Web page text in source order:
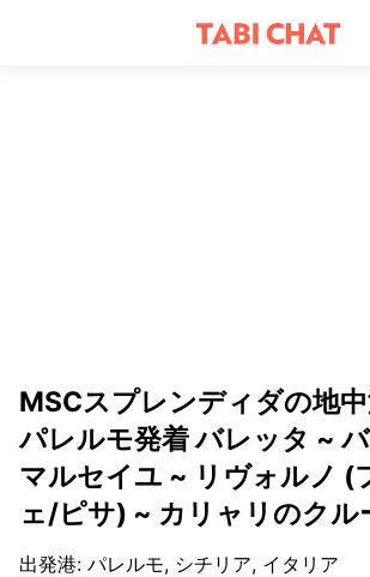
MSCスプレンディダの地
パレルモ発着 バレッタ ~
マルセイユ ~ リヴォルノ (
ェ/ピサ) ~ カリャリのクル
出発港: パレルモ, シチリア, イタリア